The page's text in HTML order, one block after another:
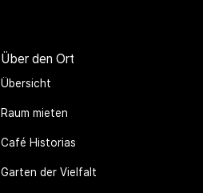
Über den Ort
Übersicht
Raum mieten
Café Historias
Garten der Vielfalt